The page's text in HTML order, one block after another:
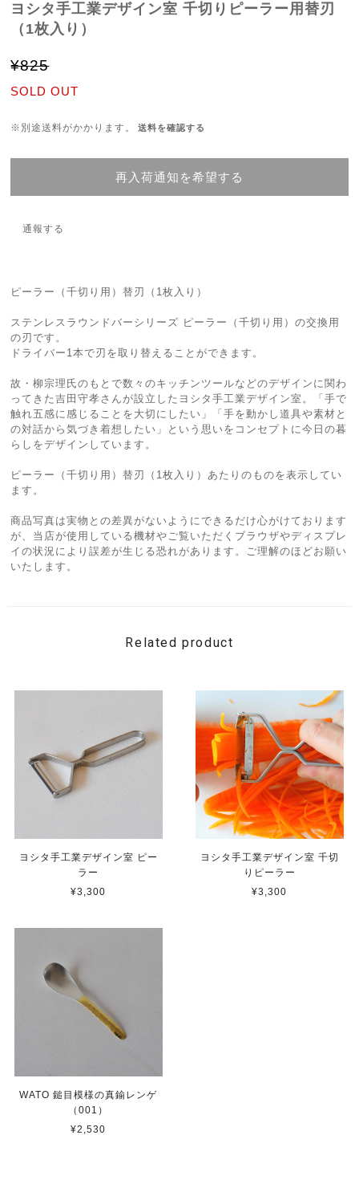
ヨシタ手工業デザイン室 千切りピーラー用替刃
（1枚入り）
¥825
SOLD OUT
※別途送料がかかります。 送料を確認する
再入荷通知を希望する
通報する
ピーラー（千切り用）替刃（1枚入り）
ステンレスラウンドバーシリーズ ピーラー（千切り用）の交換用
の刃です。
ドライバー1本で刃を取り替えることができます。
故・柳宗理氏のもとで数々のキッチンツールなどのデザインに関わ
ってきた吉田守孝さんが設立したヨシタ手工業デザイン室。「手で
触れ五感に感じることを大切にしたい」「手を動かし道具や素材と
の対話から気づき着想したい」という思いをコンセプトに今日の暮
らしをデザインしています。
ピーラー（千切り用）替刃（1枚入り）あたりのものを表示してい
ます。
商品写真は実物との差異がないようにできるだけ心がけております
が、当店が使用している機材やご覧いただくブラウザやディスプレ
イの状況により誤差が生じる恐れがあります。ご理解のほどお願い
いたします。
Related product
ヨシタ手工業デザイン室 ピー
ラー
¥3,300
ヨシタ手工業デザイン室 千切
りピーラー
¥3,300
WATO 鎚目模様の真鍮レンゲ
（001）
¥2,530